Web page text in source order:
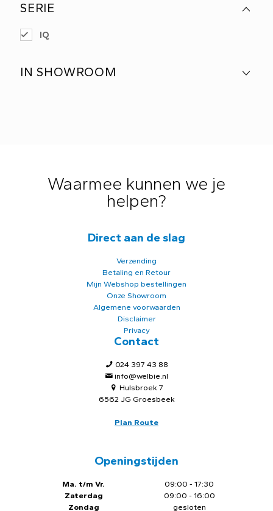
SERIE
IQ
IN SHOWROOM
Waarmee kunnen we je
helpen?
Direct aan de slag
Verzending
Betaling en Retour
Mijn Webshop bestellingen
Onze Showroom
Algemene voorwaarden
Disclaimer
Privacy
Contact
024 397 43 88
info@welbie.nl
Hulsbroek 7
6562 JG Groesbeek
Plan Route
Openingstijden
Ma. t/m Vr.
Zaterdag
Zondag
09:00 - 17:30
09:00 - 16:00
gesloten